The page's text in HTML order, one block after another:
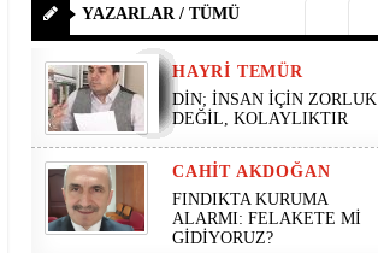
YAZARLAR / TÜMÜ
HAYRI TEMÜR
DİN; İNSAN İÇİN ZORLUK
DEĞİL, KOLAYLIKTIR
CAHIT AKDOĞAN
FINDIKTA KURUMA
ALARMI: FELAKETE Mİ
GİDİYORUZ?